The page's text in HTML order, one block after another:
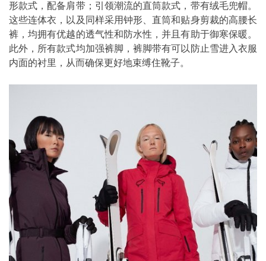
形款式，配备肩带；引领潮流的直筒款式，带有绒毛兜帽。
这些连体衣，以及同样采用钟形、直筒和贴身剪裁的高腰长
裤，均拥有优越的透气性和防水性，并且有助于御寒保暖。
此外，所有款式均加强裤脚，裤脚带有可以防止雪进入衣服
内面的衬里，从而确保更好地束缚住靴子。